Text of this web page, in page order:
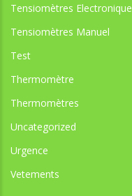
Tensiomètres Electronique
Tensiomètres Manuel
Test
Thermomètre
Thermomètres
Uncategorized
Urgence
Vetements